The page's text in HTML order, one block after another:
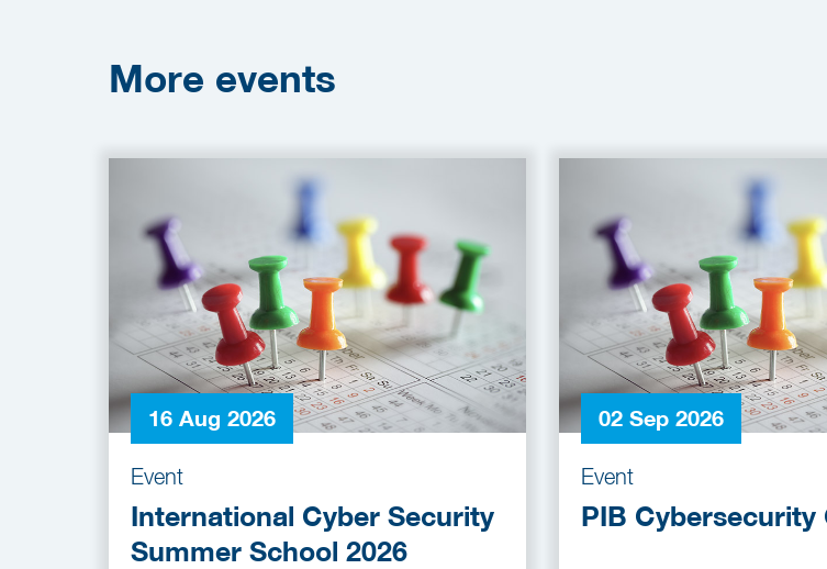
More events
16 Aug 2026
Event
International Cyber Security
Summer School 2026
02 Sep 2026
Event
PIB Cybersecurity